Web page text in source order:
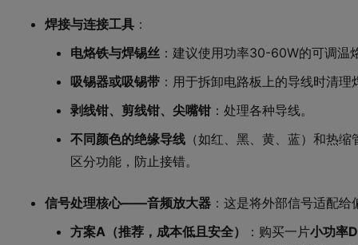
焊接与连接工具 ：
电烙铁与焊锡丝 ：建议使用功率30-60W的可调温
吸锡器或吸锡带 ：用于拆卸电路板上的导线时清理
剥线钳、剪线钳、尖嘴钳 ：处理各种导线。
不同颜色的绝缘导线 （如红、黑、黄、蓝）和热
区分功能，防止接错。
信号处理核心——音频放大器 ：这是将外部信号适配
方案A（推荐，成本低且安全）
：购买一片小功率